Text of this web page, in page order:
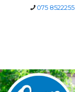
075 8522255